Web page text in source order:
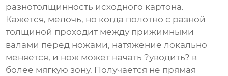
разнотолщинность исходного картона.
Кажется, мелочь, но когда полотно с разной
толщиной проходит между прижимными
валами перед ножами, натяжение локально
меняется, и нож может начать ?уводить? в
более мягкую зону. Получается не прямая